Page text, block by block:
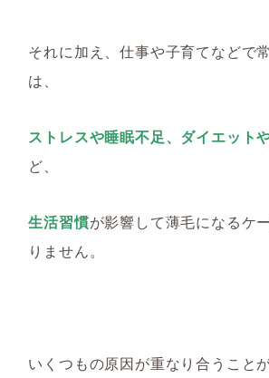
それに加え 、仕事や子育てなどで
は、
ストレスや睡眠不足、ダイエット
ど、
生活習慣が影響して薄毛になるケ
りません。
いくつもの原因が重なり合 うこと